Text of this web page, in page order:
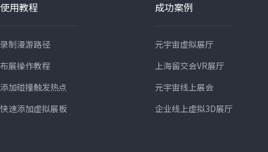
使用教程
录制漫游路径
布展操作教程
添加碰撞触发热点
快速添加虚拟展板
成功案例
元宇宙虚拟展厅
上海留交会VR展厅
元宇宙线上展会
企业线上虚拟3D展厅